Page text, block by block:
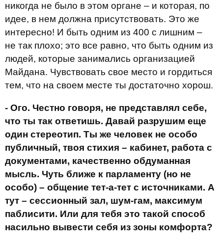
никогда не было в этом органе – и которая, по
идее, в нем должна присутствовать. Это же
интересно! И быть одним из 400 с лишним –
не так плохо; это все равно, что быть одним из
людей, которые занимались организацией
Майдана. Чувствовать свое место и гордиться
тем, что на своем месте ты достаточно хорош.
- Ого. Честно говоря, не представлял себе,
что ты так ответишь. Давай разрушим еще
один стереотип. Ты же человек не особо
публичный, твоя стихия – кабинет, работа с
документами, качественно обдуманная
мысль. Чуть ближе к парламенту (но не
особо) – общение тет-а-тет с источниками. А
тут – сессионный зал, шум-гам, максимум
паблисити. Или для тебя это такой способ
насильно вывести себя из зоны комфорта?